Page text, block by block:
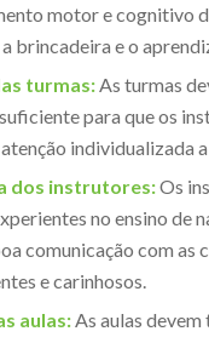
motor e cognitivo
brincadeira e o
turmas:As turmas
para que os
individualizada
dos instrutores:Os
no ensino de
comunicação com as
e carinhosos.
aulas:As aulas devem